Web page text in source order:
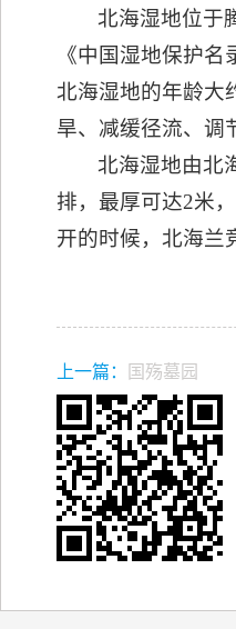
北海湿地位于
《中国湿地保护
北海湿地的年龄大
旱、减缓径流、调
北海湿地由北
排，最厚可达2米
开的时候，北海兰
上一篇： 国殇墓园